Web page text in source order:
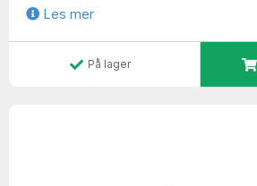
Les mer
På lager